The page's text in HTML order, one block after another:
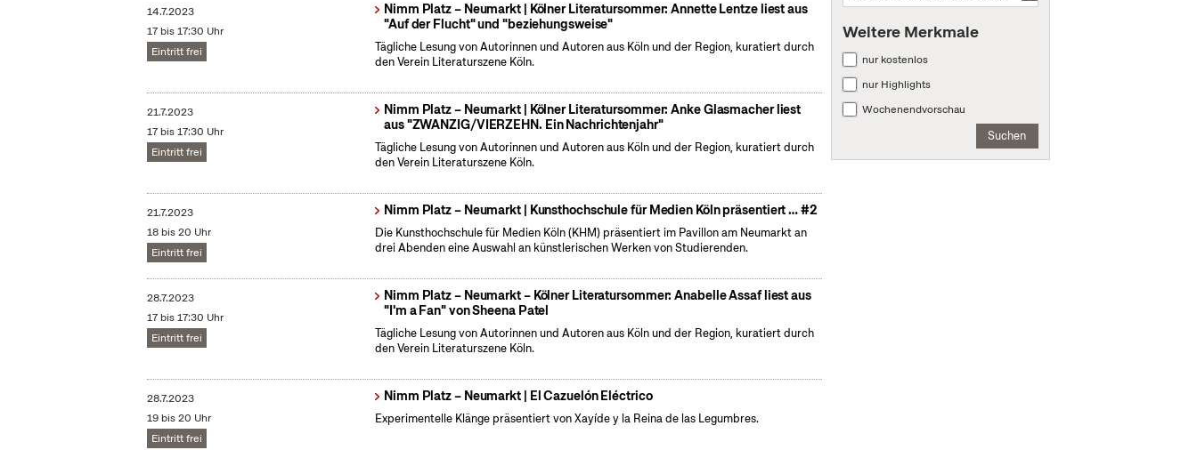
14.7.2023
17 bis 17:30 Uhr
Eintritt frei
Nimm Platz – Neumarkt | Kölner Literatursommer: Annette Lentze liest aus
"Auf der Flucht" und "beziehungsweise"
Tägliche Lesung von Autorinnen und Autoren aus Köln und der Region, kuratiert durch
den Verein Literaturszene Köln.
21.7.2023
17 bis 17:30 Uhr
Eintritt frei
Nimm Platz – Neumarkt | Kölner Literatursommer: Anke Glasmacher liest
aus "ZWANZIG/VIERZEHN. Ein Nachrichtenjahr"
Tägliche Lesung von Autorinnen und Autoren aus Köln und der Region, kuratiert durch
den Verein Literaturszene Köln.
21.7.2023
18 bis 20 Uhr
Eintritt frei
Nimm Platz – Neumarkt | Kunsthochschule für Medien Köln präsentiert … #2
Die Kunsthochschule für Medien Köln (KHM) präsentiert im Pavillon am Neumarkt an
drei Abenden eine Auswahl an künstlerischen Werken von Studierenden.
28.7.2023
17 bis 17:30 Uhr
Eintritt frei
Nimm Platz – Neumarkt – Kölner Literatursommer: Anabelle Assaf liest aus
"I'm a Fan" von Sheena Patel
Tägliche Lesung von Autorinnen und Autoren aus Köln und der Region, kuratiert durch
den Verein Literaturszene Köln.
28.7.2023
19 bis 20 Uhr
Eintritt frei
Nimm Platz – Neumarkt | El Cazuelón Eléctrico
Experimentelle Klänge präsentiert von Xayíde y la Reina de las Legumbres.
Weitere Merkmale
nur kostenlos
nur Highlights
Wochenendvorschau
Suchen